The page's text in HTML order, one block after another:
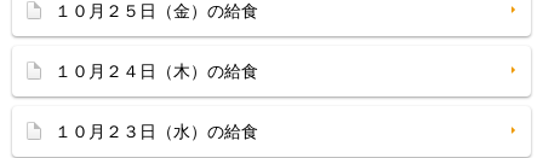
１０月２５日（金）の給食
１０月２４日（木）の給食
１０月２３日（水）の給食